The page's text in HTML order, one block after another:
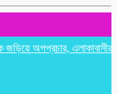
অপপ্রচার, এলাকাবাসীর